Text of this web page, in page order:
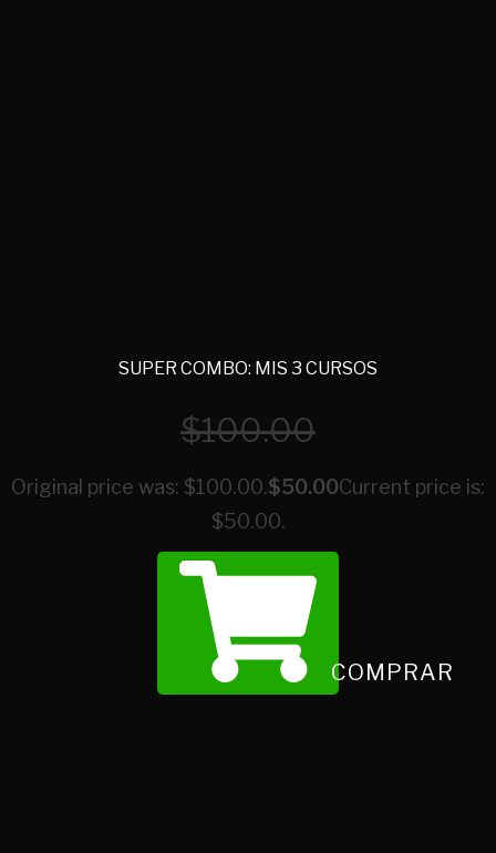
SUPER COMBO: MIS 3 CURSOS
$100.00
Original price was: $100.00.$50.00Current price is:
$50.00.
COMPRAR